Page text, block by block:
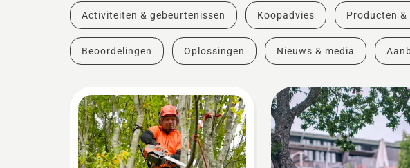
Activiteiten & gebeurtenissen Koopadvies Producten &
Beoordelingen Oplossingen Nieuws & media